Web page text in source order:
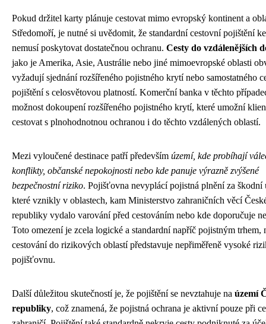
Pokud držitel karty plánuje cestovat mimo evropský kontinent a
Středomoří, je nutné si uvědomit, že standardní cestovní pojištění
nemusí poskytovat dostatečnou ochranu. Cesty do vzdálenějších
jako je Amerika, Asie, Austrálie nebo jiné mimoevropské oblasti
vyžadují sjednání rozšířeného pojistného krytí nebo samostatného
pojištění s celosvětovou platností. Komerční banka v těchto
možnost dokoupení rozšířeného pojistného krytí, které umožní
cestovat s plnohodnotnou ochranou i do těchto vzdálených oblastí.
Mezi vyloučené destinace patří především území, kde probíhají
konflikty, občanské nepokojnosti nebo kde panuje výrazně zvýšené
bezpečnostní riziko. Pojišťovna nevyplácí pojistná plnění za škodní
které vznikly v oblastech, kam Ministerstvo zahraničních věcí
republiky vydalo varování před cestováním nebo kde doporučuje
Toto omezení je zcela logické a standardní napříč pojistným trhem,
cestování do rizikových oblastí představuje nepřiměřeně vysoké
pojišťovnu.
Další důležitou skutečností je, že pojištění se nevztahuje na území
republiky, což znamená, že pojistná ochrana je aktivní pouze při